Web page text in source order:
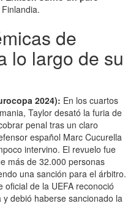
de
lo largo de su
2024): En los cuartos
Taylor desató la furia de
penal tras un claro
español Marc Cucurella
intervino. El revuelo fue
más de 32.000 personas
una sanción para el árbitro.
oficial de la UEFA reconoció
debió haberse sancionado la